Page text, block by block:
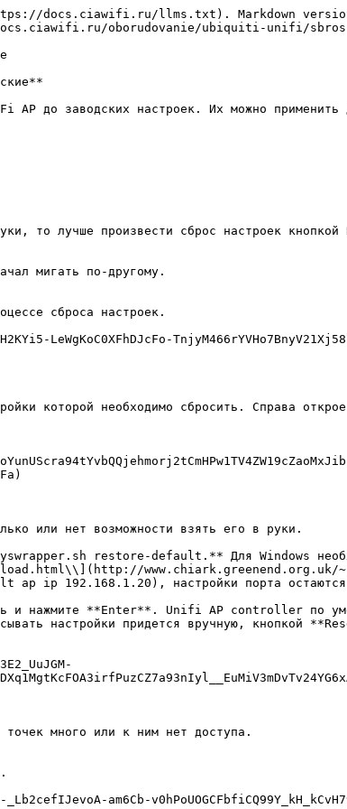
docs.ciawifi.ru/llms.txt). Markdown
oborudovanie/ubiquiti-unifi/
до заводских настроек. Их можно применить
то лучше произвести сброс настроек кнопкой
мигать по-другому.
сброса настроек.
которой необходимо сбросить. Справа
или нет возможности взять его в руки.
restore-default.** Для Windows
www.chiark.greenend.org.uk/
ip 192.168.1.20), настройки порта остаются
и нажмите **Enter**. Unifi AP controller по
настройки придется вручную, кнопкой
точек много или к ним нет доступа.
am6Cb-